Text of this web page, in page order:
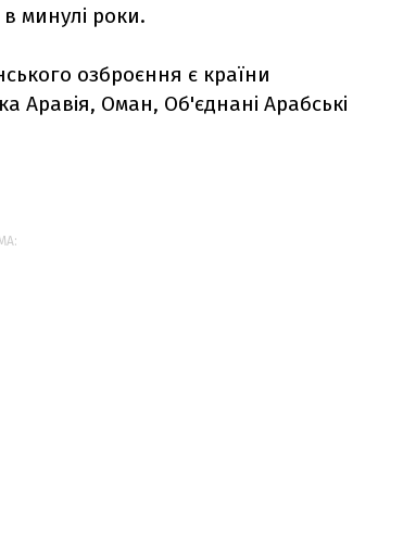
минулі роки.
озброєння є країни
Аравія, Оман, Об'єднані Арабські